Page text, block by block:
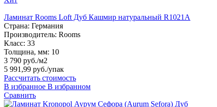
Ламинат Rooms Loft Дуб Кашмир натуральный R1021A
Страна: Германия
Производитель: Rooms
Класс: 33
Толщина, мм: 10
3 790 руб./м2
5 991,99 руб./упак
Рассчитать стоимость
В избранное В избранном
Сравнить